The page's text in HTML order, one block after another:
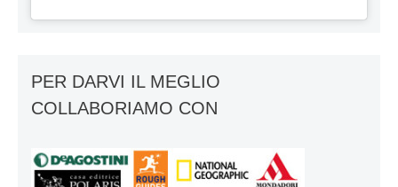
PER DARVI IL MEGLIO
COLLABORIAMO CON